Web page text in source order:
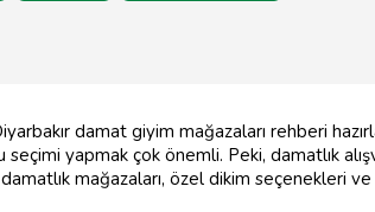
damat giyim mağazaları rehberi
seçimi yapmak çok önemli. Peki, damatlık
mağazaları, özel dikim seçenekleri